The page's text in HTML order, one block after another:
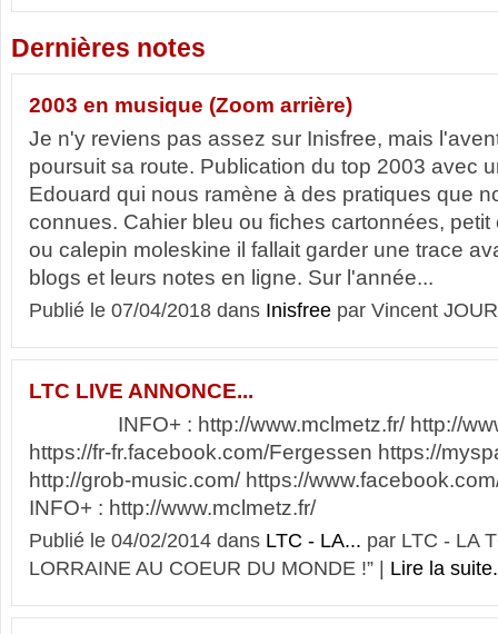
Dernières notes
2003 en musique (Zoom arrière)
Je n'y reviens pas assez sur Inisfree, mais
poursuit sa route. Publication du top 2003 avec
Edouard qui nous ramène à des pratiques que
connues. Cahier bleu ou fiches cartonnées, petit
ou calepin moleskine il fallait garder une trace
blogs et leurs notes en ligne. Sur l'année...
Publié le 07/04/2018 dans Inisfree par Vincent
LTC LIVE ANNONCE...
INFO+ : http://www.mclmetz.fr/ http://
https://fr-fr.facebook.com/Fergessen https://
http://grob-music.com/ https://
INFO+ : http://www.mclmetz.fr/
Publié le 04/02/2014 dans LTC - LA... par LTC - LA
LORRAINE AU COEUR DU MONDE !” | Lire la